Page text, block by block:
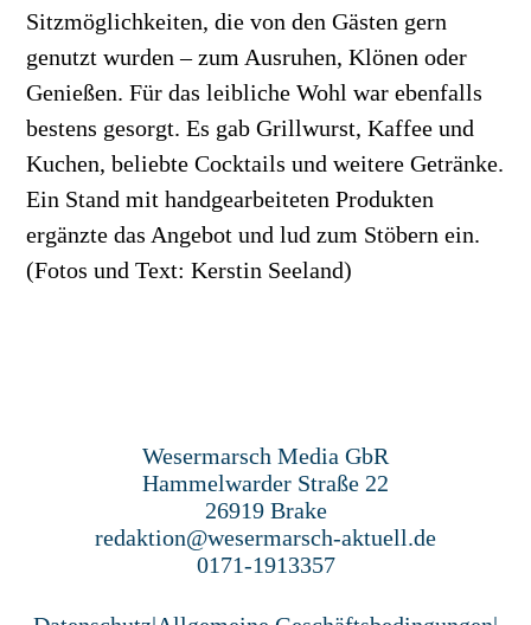
Sitzmöglichkeiten, die von den Gästen gern
genutzt wurden – zum Ausruhen, Klönen oder
Genießen. Für das leibliche Wohl war ebenfalls
bestens gesorgt. Es gab Grillwurst, Kaffee und
Kuchen, beliebte Cocktails und weitere Getränke.
Ein Stand mit handgearbeiteten Produkten
ergänzte das Angebot und lud zum Stöbern ein.
(Fotos und Text: Kerstin Seeland)
Wesermarsch Media GbR
Hammelwarder Straße 22
26919 Brake
redaktion@wesermarsch-aktuell.de
0171-1913357